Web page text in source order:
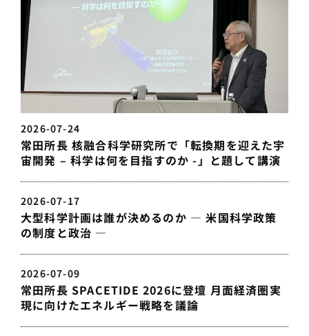
2026-07-24
常田所長 核融合科学研究所で「転換期を迎えた宇
宙開発 – 科学は何を目指すのか -」と題して講演
2026-07-17
大型科学計画は誰が決めるのか — 米国科学政策
の制度と政治 —
2026-07-09
常田所長 SPACETIDE 2026に登壇 月面経済圏実
現に向けたエネルギー戦略を議論